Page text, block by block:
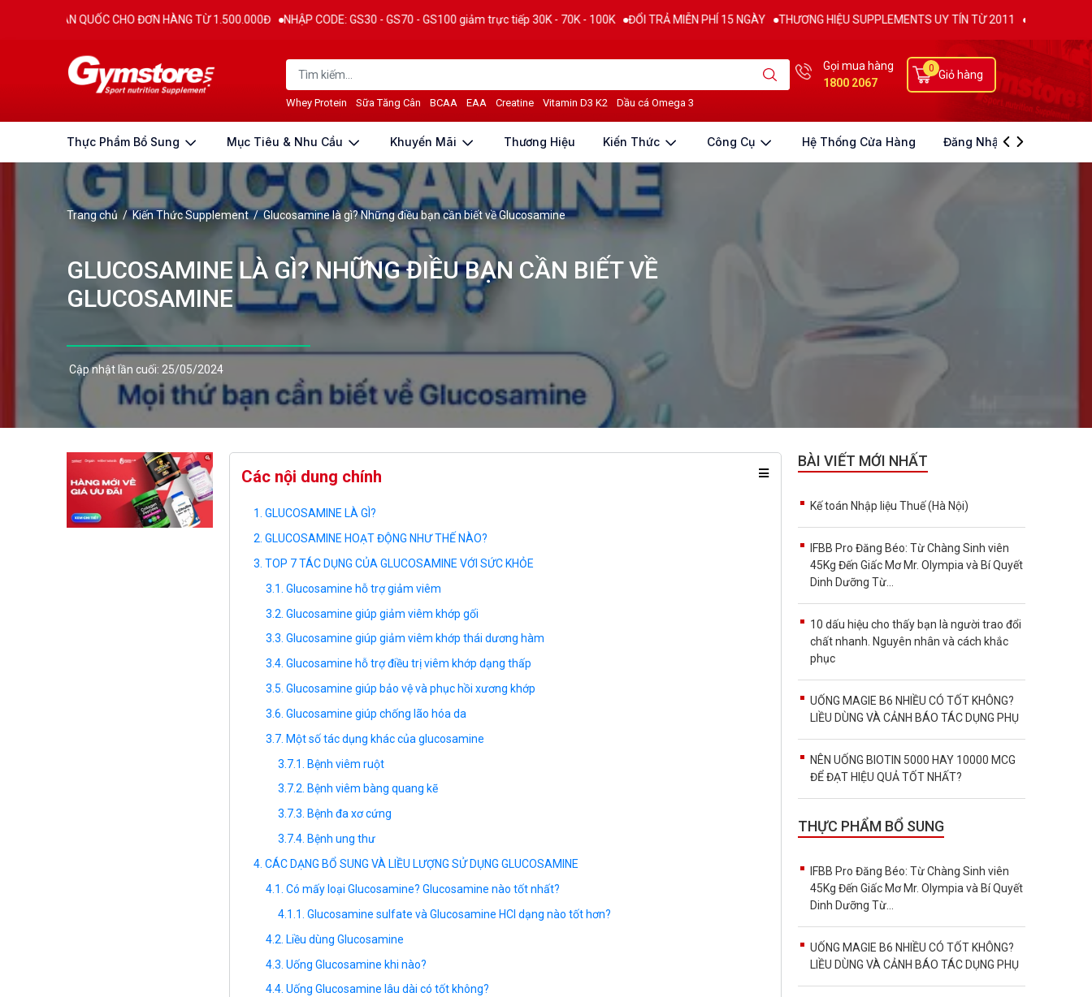
QUỐC CHO ĐƠN HÀNG TỪ 1.500.000Đ NHẬP CODE: GS30 - GS70 - GS100 giảm trực tiếp 30K - 70K - 100K ĐỔI TRẢ MIỄN PHÍ 15 NGÀY THƯƠNG HIỆU SUPPLEMENTS UY TÍN TỪ 2011 CAM KẾT CHUẨN 100%
Whey Protein Sữa Tăng Cân BCAA EAA Creatine Vitamin D3 K2 Dầu cá Omega 3
Gọi mua hàng
1800 2067
Giỏ hàng
0
Thực Phẩm Bổ Sung Mục Tiêu & Nhu Cầu Khuyến Mãi Thương Hiệu Kiến Thức Công Cụ Hệ Thống Cửa Hàng Đăng Nhập
Trang chủ / Kiến Thức Supplement/Glucosamine là gì? Những điều bạn cần biết về Glucosamine
GLUCOSAMINE LÀ GÌ? NHỮNG ĐIỀU BẠN CẦN BIẾT VỀ
GLUCOSAMINE
Cập nhật lần cuối: 25/05/2024
Các nội dung chính
GLUCOSAMINE LÀ GÌ?
GLUCOSAMINE HOẠT ĐỘNG NHƯ THẾ NÀO?
TOP 7 TÁC DỤNG CỦA GLUCOSAMINE VỚI SỨC KHỎE
Glucosamine hỗ trợ giảm viêm
Glucosamine giúp giảm viêm khớp gối
Glucosamine giúp giảm viêm khớp thái dương hàm
Glucosamine hỗ trợ điều trị viêm khớp dạng thấp
Glucosamine giúp bảo vệ và phục hồi xương khớp
Glucosamine giúp chống lão hóa da
Một số tác dụng khác của glucosamine
Bệnh viêm ruột
Bệnh viêm bàng quang kẽ
Bệnh đa xơ cứng
Bệnh ung thư
CÁC DẠNG BỔ SUNG VÀ LIỀU LƯỢNG SỬ DỤNG GLUCOSAMINE
Có mấy loại Glucosamine? Glucosamine nào tốt nhất?
Glucosamine sulfate và Glucosamine HCl dạng nào tốt hơn?
Liều dùng Glucosamine
Uống Glucosamine khi nào?
Uống Glucosamine lâu dài có tốt không?
BÀI VIẾT MỚI NHẤT
Kế toán Nhập liệu Thuế (Hà Nội)
IFBB Pro Đăng Béo: Từ Chàng Sinh viên
45Kg Đến Giấc Mơ Mr. Olympia và Bí Quyết
Dinh Dưỡng Từ...
10 dấu hiệu cho thấy bạn là người trao đổi
chất nhanh. Nguyên nhân và cách khắc
phục
UỐNG MAGIE B6 NHIỀU CÓ TỐT KHÔNG?
LIỀU DÙNG VÀ CẢNH BÁO TÁC DỤNG PHỤ
NÊN UỐNG BIOTIN 5000 HAY 10000 MCG
ĐỂ ĐẠT HIỆU QUẢ TỐT NHẤT?
THỰC PHẨM BỔ SUNG
IFBB Pro Đăng Béo: Từ Chàng Sinh viên
45Kg Đến Giấc Mơ Mr. Olympia và Bí Quyết
Dinh Dưỡng Từ...
UỐNG MAGIE B6 NHIỀU CÓ TỐT KHÔNG?
LIỀU DÙNG VÀ CẢNH BÁO TÁC DỤNG PHỤ